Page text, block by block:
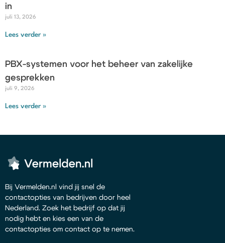
in
juli 13, 2026
Lees verder »
PBX-systemen voor het beheer van zakelijke
gesprekken
juli 9, 2026
Lees verder »
Bij Vermelden.nl vind jij snel de
contactopties van bedrijven door heel
Nederland. Zoek het bedrijf op dat jij
nodig hebt en kies een van de
contactopties om contact op te nemen.